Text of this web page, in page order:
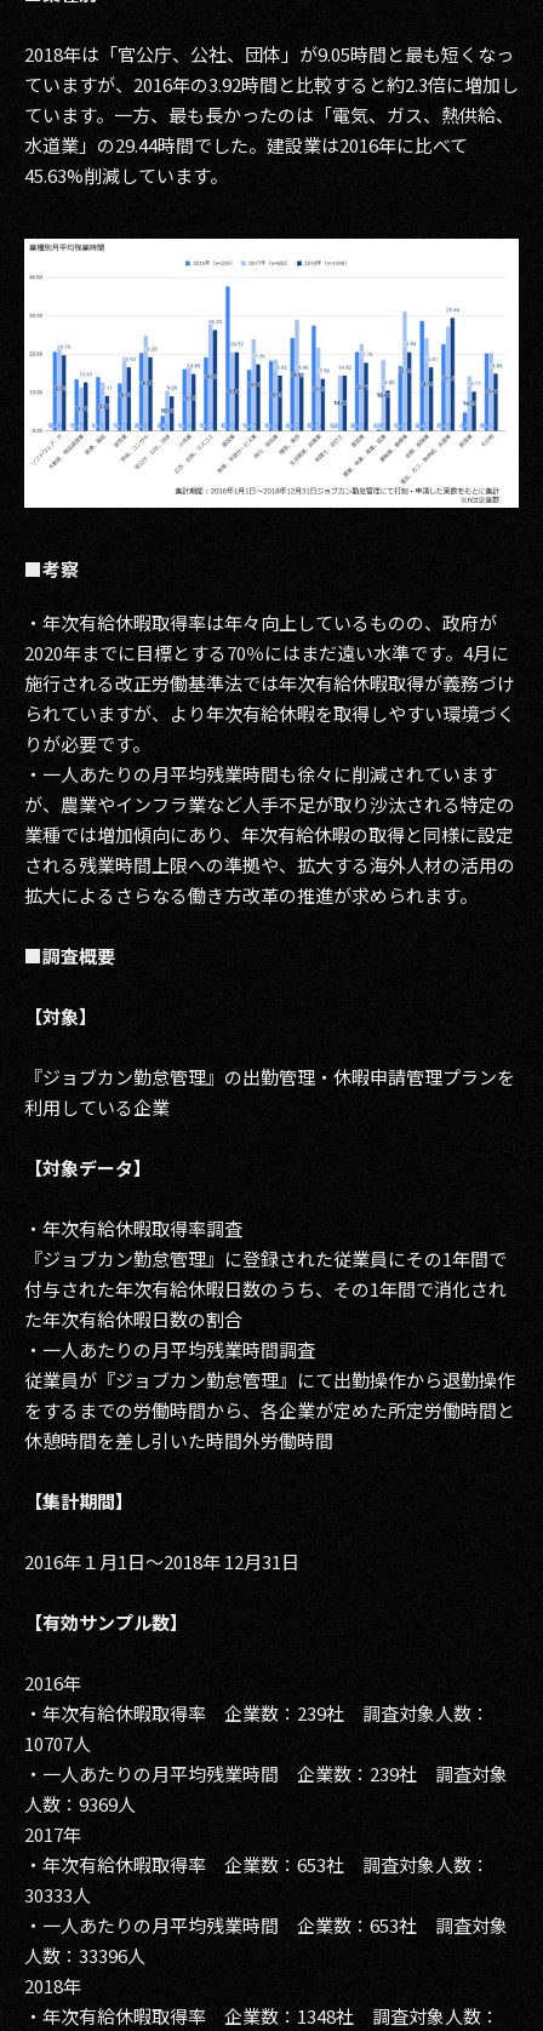
2018年は「官公庁、公社、団体」が9.05時間と最も短くなっ
ていますが、2016年の3.92時間と比較すると約2.3倍に増加し
ています。一方、最も長かったのは「電気、ガス、熱供給、
水道業」の29.44時間でした。建設業は2016年に比べて
45.63%削減しています。
■考察
・年次有給休暇取得率は年々向上しているものの、政府が
2020年までに目標とする70％にはまだ遠い水準です。4月に
施行される改正労働基準法では年次有給休暇取得が義務づけ
られていますが、より年次有給休暇を取得しやすい環境づく
りが必要です。
・一人あたりの月平均残業時間も徐々に削減されています
が、農業やインフラ業など人手不足が取り沙汰される特定の
業種では増加傾向にあり、年次有給休暇の取得と同様に設定
される残業時間上限への準拠や、拡大する海外人材の活用の
拡大によるさらなる働き方改革の推進が求められます。
■調査概要
【対象】
『ジョブカン勤怠管理』の出勤管理・休暇申請管理プランを
利用している企業
【対象データ】
・年次有給休暇取得率調査
『ジョブカン勤怠管理』に登録された従業員にその1年間で
付与された年次有給休暇日数のうち、その1年間で消化され
た年次有給休暇日数の割合
・一人あたりの月平均残業時間調査
従業員が『ジョブカン勤怠管理』にて出勤操作から退勤操作
をするまでの労働時間から、各企業が定めた所定労働時間と
休憩時間を差し引いた時間外労働時間
【集計期間】
2016年１月1日〜2018年 12月31日
【有効サンプル数】
2016年
・年次有給休暇取得率 企業数：239社 調査対象人数：
10707人
・一人あたりの月平均残業時間 企業数：239社 調査対象
人数：9369人
2017年
・年次有給休暇取得率 企業数：653社 調査対象人数：
30333人
・一人あたりの月平均残業時間 企業数：653社 調査対象
人数：33396人
2018年
・年次有給休暇取得率 企業数：1348社 調査対象人数：